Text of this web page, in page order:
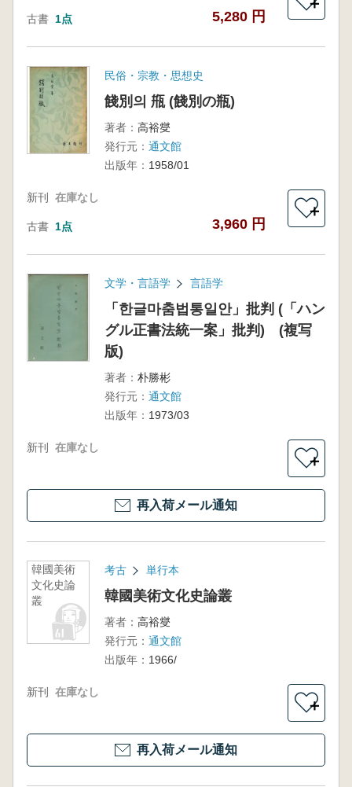
古書 1点 5,280 円
民俗・宗教・思想史
餞別의 甁 (餞別の瓶)
著者： 高裕燮
発行元： 通文館
出版年： 1958/01
新刊 在庫なし
古書 1点 3,960 円
＋
文学・言語学 言語学
「한글마춤법통일안」批判 (「ハン
グル正書法統一案」批判) (複写
版)
著者： 朴勝彬
発行元： 通文館
出版年： 1973/03
新刊 在庫なし
＋
再入荷メール通知
韓國美術
文化史論
叢
考古 単行本
韓國美術文化史論叢
著者： 高裕燮
発行元： 通文館
出版年： 1966/
新刊 在庫なし
＋
再入荷メール通知